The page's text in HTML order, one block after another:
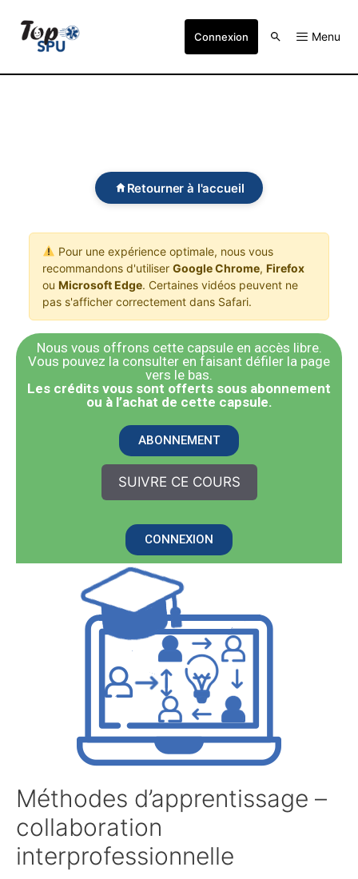
Connexion Menu
Retourner à l'accueil
Pour une expérience optimale, nous vous
recommandons d'utiliser Google Chrome, Firefox
ou Microsoft Edge. Certaines vidéos peuvent ne
pas s'afficher correctement dans Safari.
Nous vous offrons cette capsule en accès libre.
Vous pouvez la consulter en faisant défiler la page
vers le bas.
​Les crédits vous sont offerts sous abonnement
ou à l’achat de cette capsule.
ABONNEMENT
SUIVRE CE COURS
CONNEXION
Méthodes d’apprentissage –
collaboration
interprofessionnelle